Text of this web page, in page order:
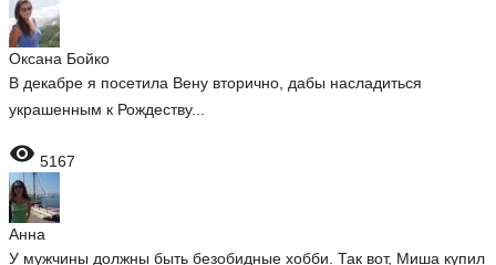
Оксана Бойко
В декабре я посетила Вену вторично, дабы насладиться
украшенным к Рождеству...
 5167
Анна
У мужчины должны быть безобидные хобби. Так вот, Миша купил